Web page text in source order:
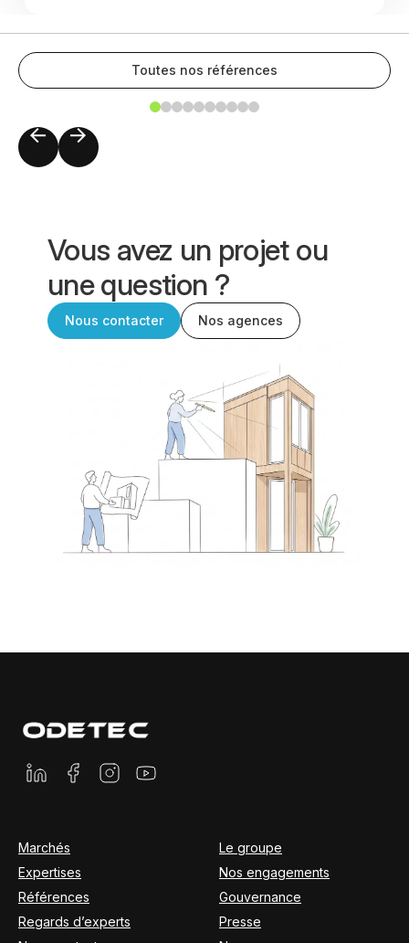
Toutes nos références
Vous avez un projet ou
une question ?
Nous contacter Nos agences
Marchés
Expertises
Références
Regards d’experts
Le groupe
Nos engagements
Gouvernance
Presse